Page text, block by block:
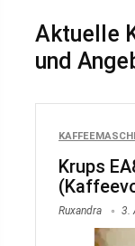
Aktuelle
und
Krups
Ruxandra 3.